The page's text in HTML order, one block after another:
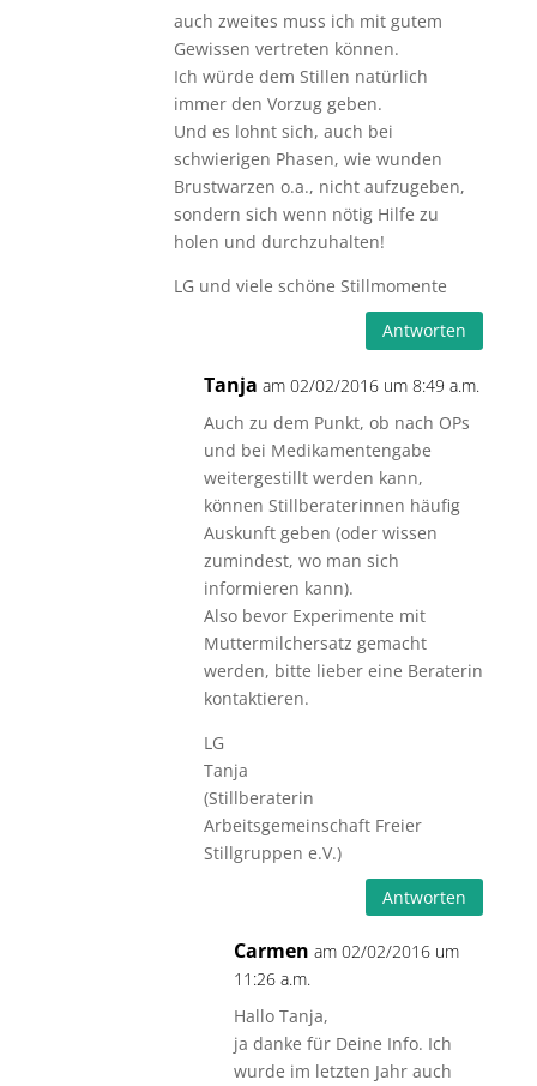
auch zweites muss ich mit gutem
Gewissen vertreten können.
Ich würde dem Stillen natürlich
immer den Vorzug geben.
Und es lohnt sich, auch bei
schwierigen Phasen, wie wunden
Brustwarzen o.a., nicht aufzugeben,
sondern sich wenn nötig Hilfe zu
holen und durchzuhalten!
LG und viele schöne Stillmomente
Antworten
Tanja am 02/02/2016 um 8:49 a.m.
Auch zu dem Punkt, ob nach OPs
und bei Medikamentengabe
weitergestillt werden kann,
können Stillberaterinnen häufig
Auskunft geben (oder wissen
zumindest, wo man sich
informieren kann).
Also bevor Experimente mit
Muttermilchersatz gemacht
werden, bitte lieber eine Beraterin
kontaktieren.
LG
Tanja
(Stillberaterin
Arbeitsgemeinschaft Freier
Stillgruppen e.V.)
Antworten
Carmen am 02/02/2016 um
11:26 a.m.
Hallo Tanja,
ja danke für Deine Info. Ich
wurde im letzten Jahr auch